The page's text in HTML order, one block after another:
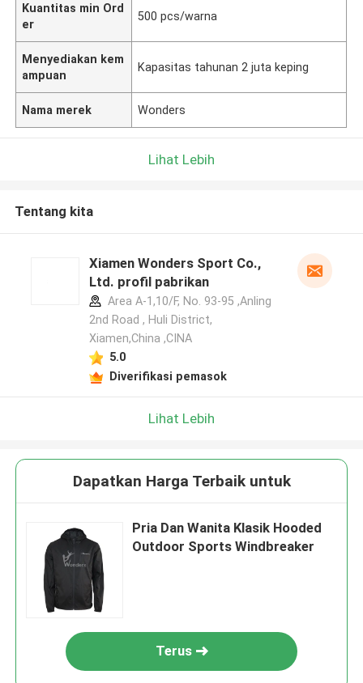
Kuantitas min Ord
er
500 pcs/warna
Menyediakan kem
ampuan
Kapasitas tahunan 2 juta keping
Nama merek Wonders
Lihat Lebih
Tentang kita
Xiamen Wonders Sport Co.,
Ltd. profil pabrikan
Area A-1,10/F, No. 93-95 ,Anling
2nd Road , Huli District,
Xiamen,China ,CINA
5.0
Diverifikasi pemasok
Lihat Lebih
Dapatkan Harga Terbaik untuk
Pria Dan Wanita Klasik Hooded
Outdoor Sports Windbreaker
Terus